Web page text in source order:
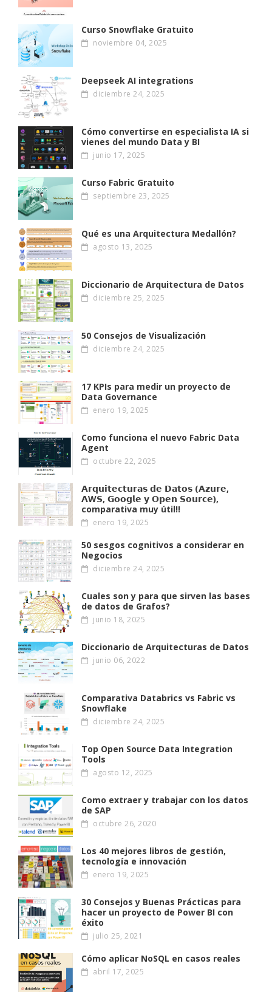
Curso Snowflake Gratuito
noviembre 04, 2025
Deepseek AI integrations
diciembre 24, 2025
Cómo convertirse en especialista IA si
vienes del mundo Data y BI
junio 17, 2025
Curso Fabric Gratuito
septiembre 23, 2025
Qué es una Arquitectura Medallón?
agosto 13, 2025
Diccionario de Arquitectura de Datos
diciembre 25, 2025
50 Consejos de Visualización
diciembre 24, 2025
17 KPIs para medir un proyecto de
Data Governance
enero 19, 2025
Como funciona el nuevo Fabric Data
Agent
octubre 22, 2025
𝗔𝗿𝗾𝘂𝗶𝘁𝗲𝗰𝘁𝘂𝗿𝗮𝘀 𝗱𝗲 𝗗𝗮𝘁𝗼𝘀 (𝗔𝘇𝘂𝗿𝗲,
𝗔W𝗦, 𝗚𝗼𝗼𝗴𝗹𝗲 𝘆 𝗢𝗽𝗲𝗻 𝗦𝗼𝘂𝗿𝗰𝗲),
comparativa muy útil!!
enero 19, 2025
50 sesgos cognitivos a considerar en
Negocios
diciembre 24, 2025
Cuales son y para que sirven las bases
de datos de Grafos?
junio 18, 2025
Diccionario de Arquitecturas de Datos
junio 06, 2022
Comparativa Databrics vs Fabric vs
Snowflake
diciembre 24, 2025
Top Open Source Data Integration
Tools
agosto 12, 2025
Como extraer y trabajar con los datos
de SAP
octubre 26, 2020
Los 40 mejores libros de gestión,
tecnología e innovación
enero 19, 2025
30 Consejos y Buenas Prácticas para
hacer un proyecto de Power BI con
éxito
julio 25, 2021
Cómo aplicar NoSQL en casos reales
abril 17, 2025